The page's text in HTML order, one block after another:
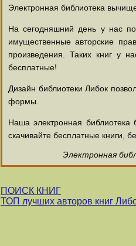
Электронная библиотека
На сегодняшний день у нас
имущественные авторские
произведения. Таких книг у
бесплатные!
Дизайн библиотеки Либок
формы.
Наша электронная
скачивайте бесплатные книги,
Электронная
ПОИСК КНИГ
ТОП лучших авторов книг